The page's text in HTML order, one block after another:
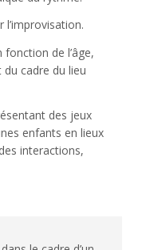
l’improvisation.
de l’âge,
du cadre du lieu
des jeux
enfants en lieux
interactions,